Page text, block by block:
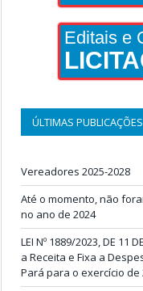
Editais e
ÚLTIMAS PUBLICAÇÕES
Vereadores 2025-2028
Até o momento, não
no ano de 2024
LEI Nº 1889/2023, DE 11
a Receita e Fixa a
Pará para o exercício de